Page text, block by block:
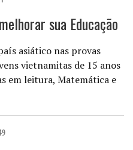
sua Educação
asiático nas provas
vietnamitas de 15 anos
em leitura, Matemática e